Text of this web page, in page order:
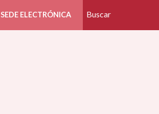
SEDE ELECTRÓNICA